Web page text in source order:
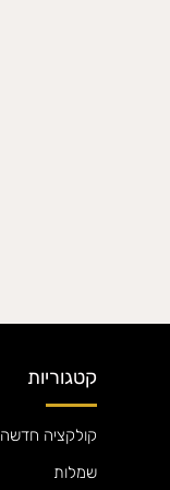
קטגוריות
קולקציה חדשה
שמלות